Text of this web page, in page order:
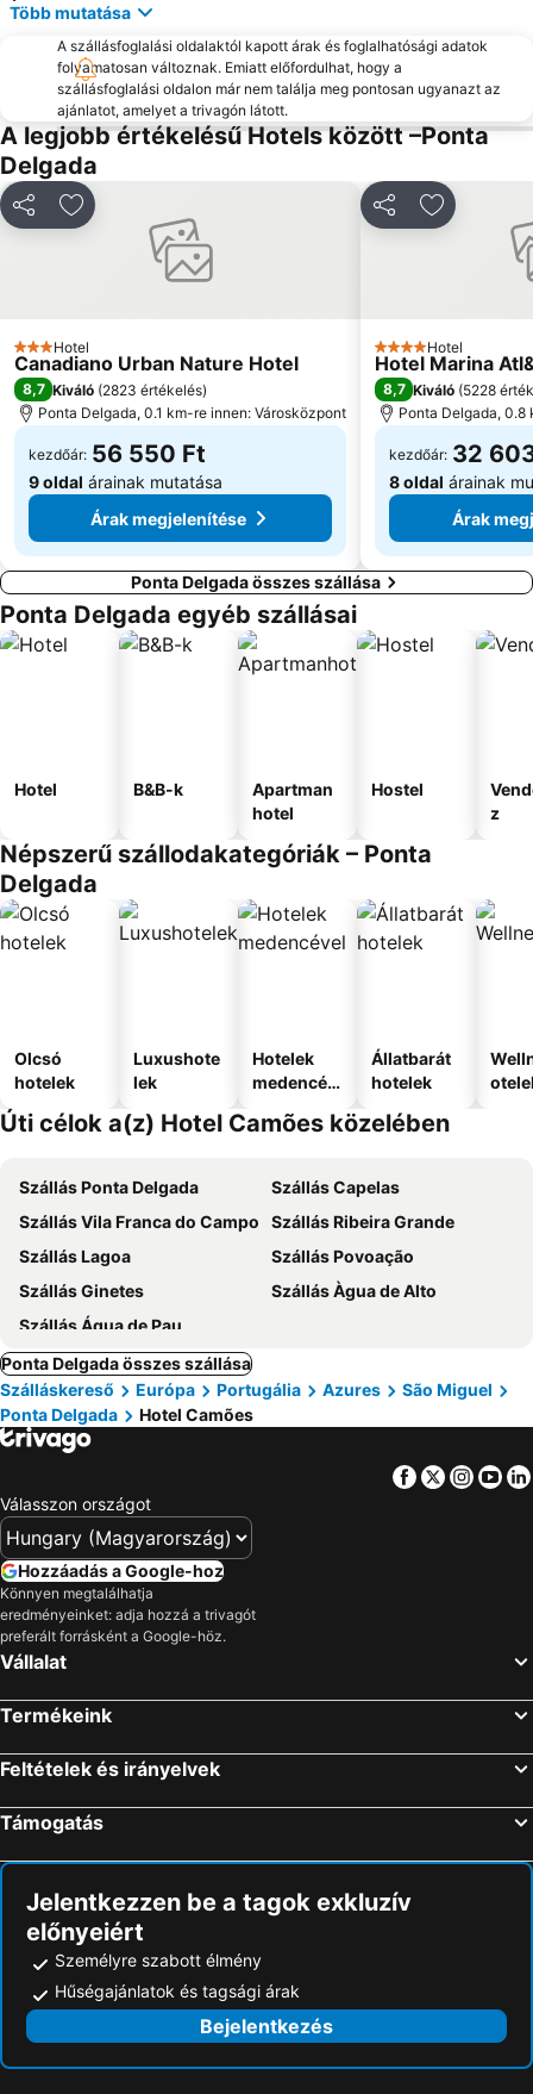
Több mutatása
A szállásfoglalási oldalaktól kapott árak és foglalhatósági adatok
folyamatosan változnak. Emiatt előfordulhat, hogy a
szállásfoglalási oldalon már nem találja meg pontosan ugyanazt az
ajánlatot, amelyet a trivagón látott.
A legjobb értékelésű Hotels között –Ponta
Delgada
MegosztásHozzáadás a kedvencekhez
3 Kategória
Hotel
Canadiano Urban Nature Hotel
8,7 Kiváló (2823 értékelés)
Ponta Delgada, 0.1 km-re innen: Városközpont
kezdőár: 56 550 Ft
9 oldal árainak mutatása
Árak megjelenítése
Megosztás
4 Kategória
Hotel
Hotel Marina
8,7 Kiváló (5228
Ponta Delgada, 0.8
kezdőár: 32
8 oldal árainak
Árak
Ponta Delgada összes szállása
Ponta Delgada egyéb szállásai
Hotel B&B-k
Apartman
hotel
Hostel
z
Népszerű szállodakategóriák – Ponta
Delgada
Olcsó
hotelek
Luxushote
lek
Hotelek
medencév
Állatbarát
hotelek
Úti célok a(z) Hotel Camões közelében
Szállás Ponta Delgada
Szállás Capelas
Szállás Vila Franca do Campo
Szállás Ribeira Grande
Szállás Lagoa
Szállás Povoação
Szállás Ginetes
Szállás Àgua de Alto
Szállás Água de Pau
Ponta Delgada összes szállása
Szálláskereső
Európa Portugália Azures
São Miguel
Ponta Delgada
Hotel Camões
Facebook
Twitter
Válasszon országot
Hozzáadás a Google-hoz
Könnyen megtalálhatja
eredményeinket: adja hozzá a trivagót
preferált forrásként a Google-höz.
Vállalat
Termékeink
Feltételek és irányelvek
Támogatás
Jelentkezzen be a tagok exkluzív
előnyeiért
Személyre szabott élmény
Hűségajánlatok és tagsági árak
Bejelentkezés